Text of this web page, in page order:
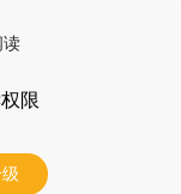
读
限